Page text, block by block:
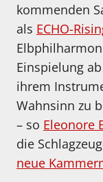
kommenden
als ECHO-
Einspielung
ihrem
Wahnsinn zu
– so Eleonore
die
neue